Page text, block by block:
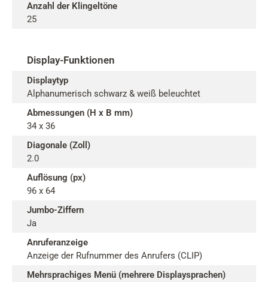
Anzahl der Klingeltöne
25
Display-Funktionen
Displaytyp
Alphanumerisch schwarz & weiß beleuchtet
Abmessungen (H x B mm)
34 x 36
Diagonale (Zoll)
2.0
Auflösung (px)
96 x 64
Jumbo-Ziffern
Ja
Anruferanzeige
Anzeige der Rufnummer des Anrufers (CLIP)
Mehrsprachiges Menü (mehrere Displaysprachen)